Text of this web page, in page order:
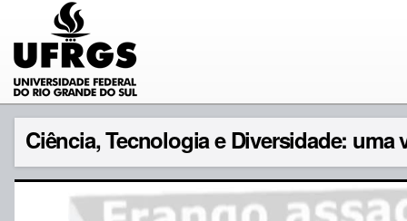
Ciência, Tecnologia e Diversidade: uma